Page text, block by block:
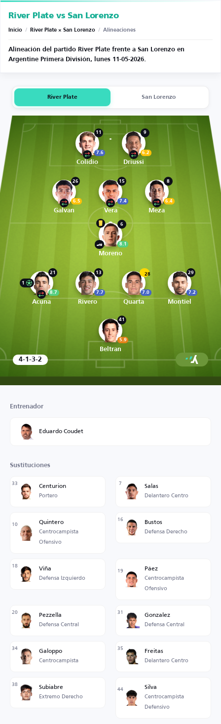
River Plate vs San Lorenzo
Inicio / River Plate × San Lorenzo / Alineaciones
Alineación del partido River Plate frente a San Lorenzo en
Argentine Primera División, lunes 11-05-2026.
River Plate San Lorenzo
11
7.6
Colidio
9
6.2
Driussi
26
6.5
Galvan
15
7.4
Vera
8
6.4
Meza
6
8.1
Moreno
21
8.7
1
Acuna
13
7.7
Rivero
28
7.0
Quarta
29
7.2
Montiel
41
5.9
Beltran
4-1-3-2
Entrenador
Eduardo Coudet
Sustituciones
33 Centurion
Portero
7 Salas
Delantero Centro
10 Quintero
Centrocampista
Ofensivo
16 Bustos
Defensa Derecho
18 Viña
Defensa Izquierdo
19 Páez
Centrocampista
Ofensivo
20 Pezzella
Defensa Central
31 Gonzalez
Defensa Central
34 Galoppo
Centrocampista
35 Freitas
Delantero Centro
38 Subiabre
Extremo Derecho
44 Silva
Centrocampista
Defensivo